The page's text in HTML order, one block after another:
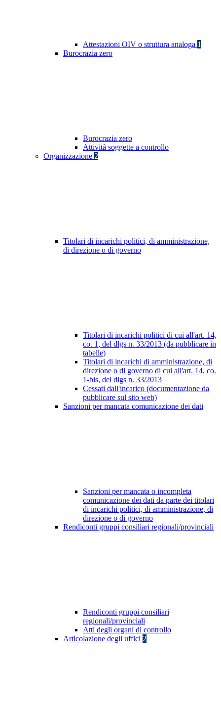
Attestazioni OIV o struttura analoga 1
Burocrazia zero
Burocrazia zero
Attività soggette a controllo
Organizzazione 2
Titolari di incarichi politici, di amministrazione,
di direzione o di governo
Titolari di incarichi politici di cui all'art. 14,
co. 1, del dlgs n. 33/2013 (da pubblicare in
tabelle)
Titolari di incarichi di amministrazione, di
direzione o di governo di cui all'art. 14, co.
1-bis, del dlgs n. 33/2013
Cessati dall'incarico (documentazione da
pubblicare sul sito web)
Sanzioni per mancata comunicazione dei dati
Sanzioni per mancata o incompleta
comunicazione dei dati da parte dei titolari
di incarichi politici, di amministrazione, di
direzione o di governo
Rendiconti gruppi consiliari regionali/provinciali
Rendiconti gruppi consiliari
regionali/provinciali
Atti degli organi di controllo
Articolazione degli uffici 2